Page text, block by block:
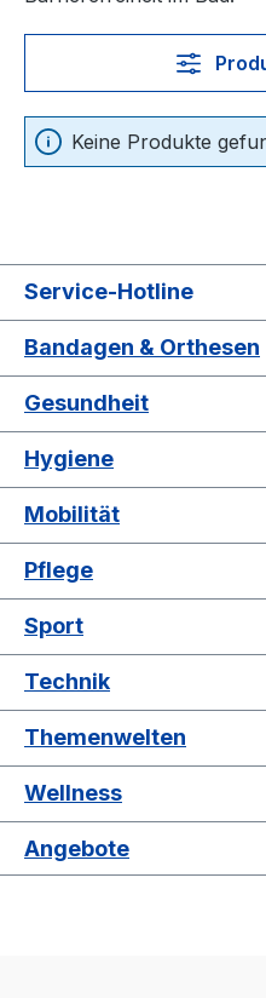
Keine Produkte
Service-Hotline
Bandagen & Orthesen
Gesundheit
Hygiene
Mobilität
Pflege
Sport
Technik
Themenwelten
Wellness
Angebote